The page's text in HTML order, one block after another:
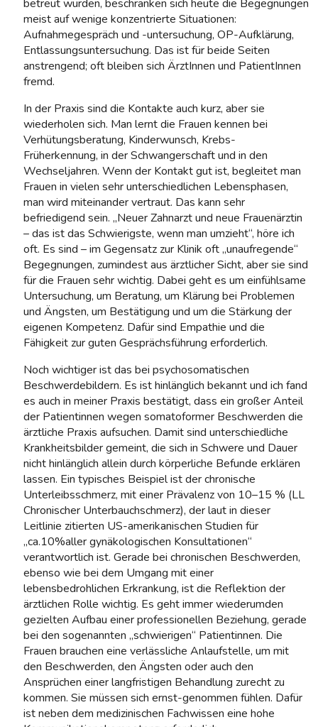
betreut wurden, beschränken sich heute die Begegnungen
meist auf wenige konzentrierte Situationen:
Aufnahmegespräch und -untersuchung, OP-Aufklärung,
Entlassungsuntersuchung. Das ist für beide Seiten
anstrengend; oft bleiben sich ÄrztInnen und PatientInnen
fremd.
In der Praxis sind die Kontakte auch kurz, aber sie
wiederholen sich. Man lernt die Frauen kennen bei
Verhütungsberatung, Kinderwunsch, Krebs-
Früherkennung, in der Schwangerschaft und in den
Wechseljahren. Wenn der Kontakt gut ist, begleitet man
Frauen in vielen sehr unterschiedlichen Lebensphasen,
man wird miteinander vertraut. Das kann sehr
befriedigend sein. „Neuer Zahnarzt und neue Frauenärztin
– das ist das Schwierigste, wenn man umzieht“, höre ich
oft. Es sind – im Gegensatz zur Klinik oft „unaufregende“
Begegnungen, zumindest aus ärztlicher Sicht, aber sie sind
für die Frauen sehr wichtig. Dabei geht es um einfühlsame
Untersuchung, um Beratung, um Klärung bei Problemen
und Ängsten, um Bestätigung und um die Stärkung der
eigenen Kompetenz. Dafür sind Empathie und die
Fähigkeit zur guten Gesprächsführung erforderlich.
Noch wichtiger ist das bei psychosomatischen
Beschwerdebildern. Es ist hinlänglich bekannt und ich fand
es auch in meiner Praxis bestätigt, dass ein großer Anteil
der Patientinnen wegen somatoformer Beschwerden die
ärztliche Praxis aufsuchen. Damit sind unterschiedliche
Krankheitsbilder gemeint, die sich in Schwere und Dauer
nicht hinlänglich allein durch körperliche Befunde erklären
lassen. Ein typisches Beispiel ist der chronische
Unterleibsschmerz, mit einer Prävalenz von 10–15 % (LL
Chronischer Unterbauchschmerz), der laut in dieser
Leitlinie zitierten US-amerikanischen Studien für
„ca.10%aller gynäkologischen Konsultationen“
verantwortlich ist. Gerade bei chronischen Beschwerden,
ebenso wie bei dem Umgang mit einer
lebensbedrohlichen Erkrankung, ist die Reflektion der
ärztlichen Rolle wichtig. Es geht immer wiederumden
gezielten Aufbau einer professionellen Beziehung, gerade
bei den sogenannten „schwierigen“ Patientinnen. Die
Frauen brauchen eine verlässliche Anlaufstelle, um mit
den Beschwerden, den Ängsten oder auch den
Ansprüchen einer langfristigen Behandlung zurecht zu
kommen. Sie müssen sich ernst-genommen fühlen. Dafür
ist neben dem medizinischen Fachwissen eine hohe